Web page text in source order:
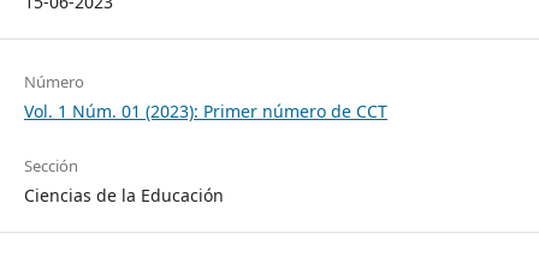
Número
Vol. 1 Núm. 01 (2023): Primer número de CCT
Sección
Ciencias de la Educación